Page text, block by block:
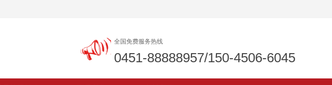
全国免费服务热线
0451-88888957/150-4506-6045